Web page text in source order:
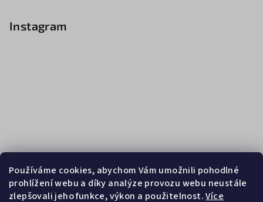
Používáme cookies, abychom Vám umožnili pohodlné
prohlížení webu a díky analýze provozu webu neustále
zlepšovali jeho funkce, výkon a použitelnost.Více
Instagram